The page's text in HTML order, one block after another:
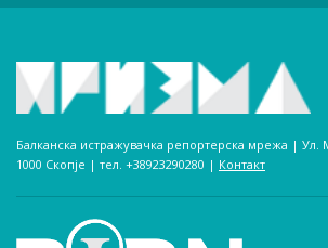
Балканска истражувачка репортерска мрежа | Ул.
1000 Скопје | тел. +38923290280­ | Контакт